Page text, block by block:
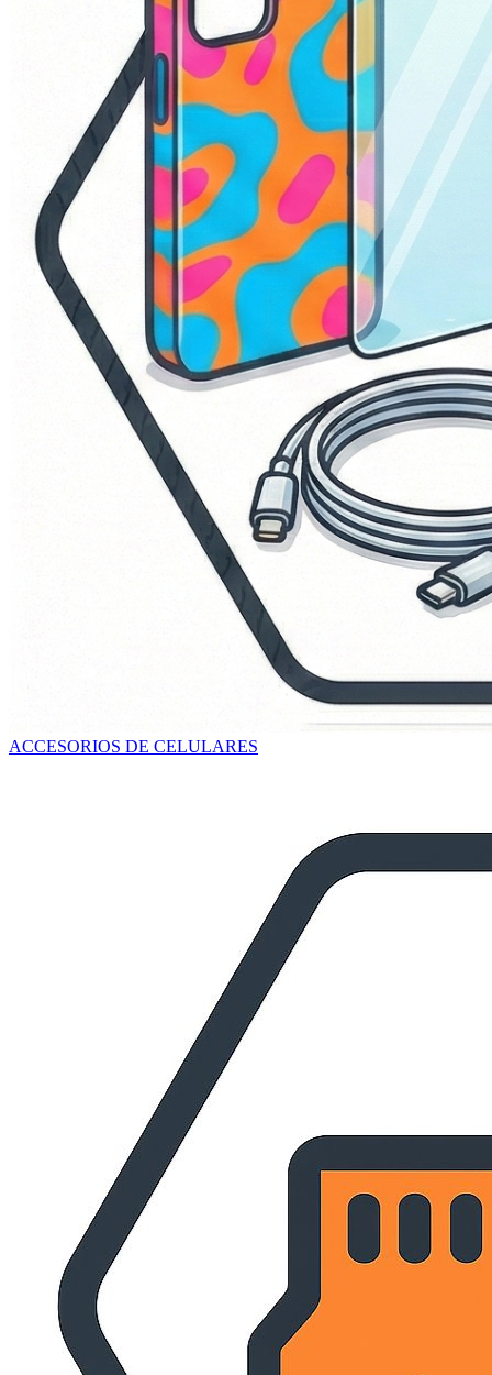
ACCESORIOS DE CELULARES